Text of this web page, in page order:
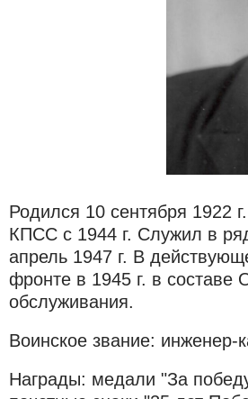
Родился 10 сентября 1922
КПСС с 1944 г. Служил в
апрель 1947 г. В
фронте в 1945 г. в составе
обслуживания.
Воинское звание: инженер-
Награды: медали "За